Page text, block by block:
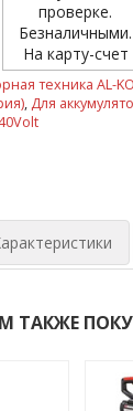
проверке.
Безналичными.
На карту-счет
техника AL-
, Для
ТАКЖЕ